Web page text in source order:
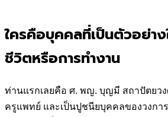
ใครคือบุคคลที่เป็นตัวอย่าง
ชีวิตหรือการทำงาน
ท่านแรกเลยคือ ศ. พญ. บุญมี สถาปัตยว
ครูแพทย์ และเป็นปูชนียบุคคลของวงกา